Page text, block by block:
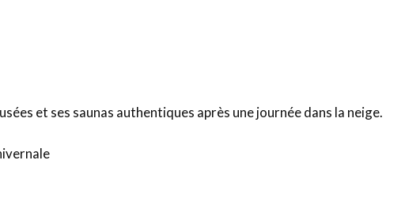
et ses saunas authentiques après une journée dans la neige.